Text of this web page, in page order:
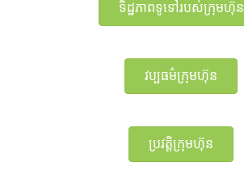
ទិដ្ឋភាពទូទៅរបស់ក្រុមហ៊ុន
វប្បធម៌ក្រុមហ៊ុន
ប្រវត្តិក្រុមហ៊ុន